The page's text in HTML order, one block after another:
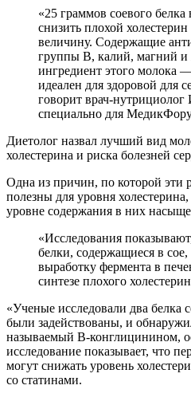
«25 граммов соевого белка в день могут помочь
снизить плохой
величину. Содержащие
группы В, калий, магний и
ингредиент этого молока
идеален для здоровой для
говорит врач-нутрициолог
специально для
Диетолог назвал лучший вид
холестерина и риска болезней
Одна из причин, по которой эти
полезны для уровня
уровне содержания в них
«Исследования показывают, что определенные
белки, содержащиеся в
выработку фермента в
синтезе плохого
«Ученые исследовали два белка
были задействованы, и
называемый B-конглицинином,
исследование показывает, что
могут снижать уровень
со статинами.